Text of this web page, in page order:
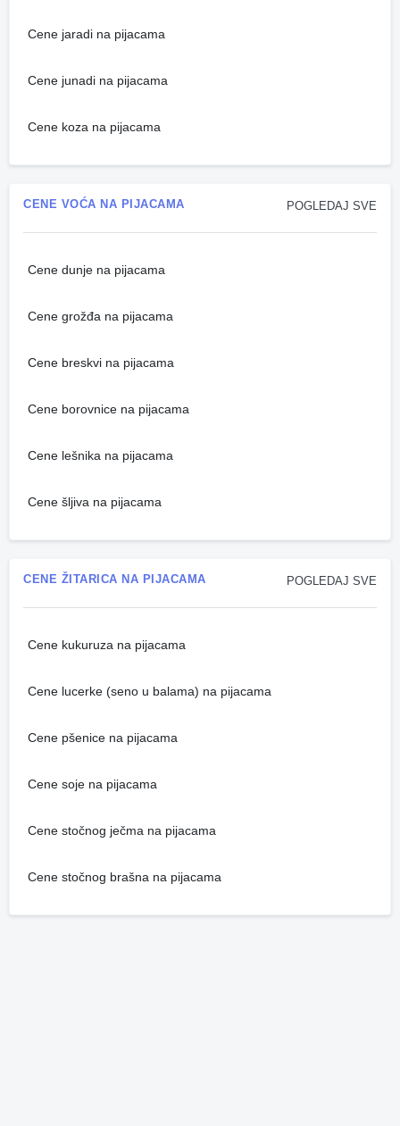
Cene jaradi na pijacama
Cene junadi na pijacama
Cene koza na pijacama
POGLEDAJ SVE
CENE VOĆA NA PIJACAMA
Cene dunje na pijacama
Cene grožđa na pijacama
Cene breskvi na pijacama
Cene borovnice na pijacama
Cene lešnika na pijacama
Cene šljiva na pijacama
POGLEDAJ SVE
CENE ŽITARICA NA PIJACAMA
Cene kukuruza na pijacama
Cene lucerke (seno u balama) na pijacama
Cene pšenice na pijacama
Cene soje na pijacama
Cene stočnog ječma na pijacama
Cene stočnog brašna na pijacama